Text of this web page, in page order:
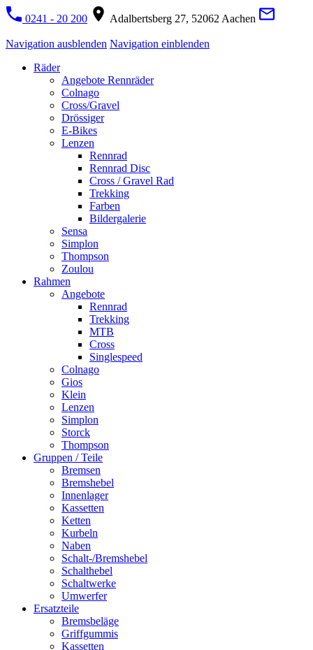
0241 - 20 200 Adalbertsberg 27, 52062 Aachen
Navigation ausblenden Navigation einblenden
Räder
Angebote Rennräder
Colnago
Cross/Gravel
Drössiger
E-Bikes
Lenzen
Rennrad
Rennrad Disc
Cross / Gravel Rad
Trekking
Farben
Bildergalerie
Sensa
Simplon
Thompson
Zoulou
Rahmen
Angebote
Rennrad
Trekking
MTB
Cross
Singlespeed
Colnago
Gios
Klein
Lenzen
Simplon
Storck
Thompson
Gruppen / Teile
Bremsen
Bremshebel
Innenlager
Kassetten
Ketten
Kurbeln
Naben
Schalt-/Bremshebel
Schalthebel
Schaltwerke
Umwerfer
Ersatzteile
Bremsbeläge
Griffgummis
Kassetten